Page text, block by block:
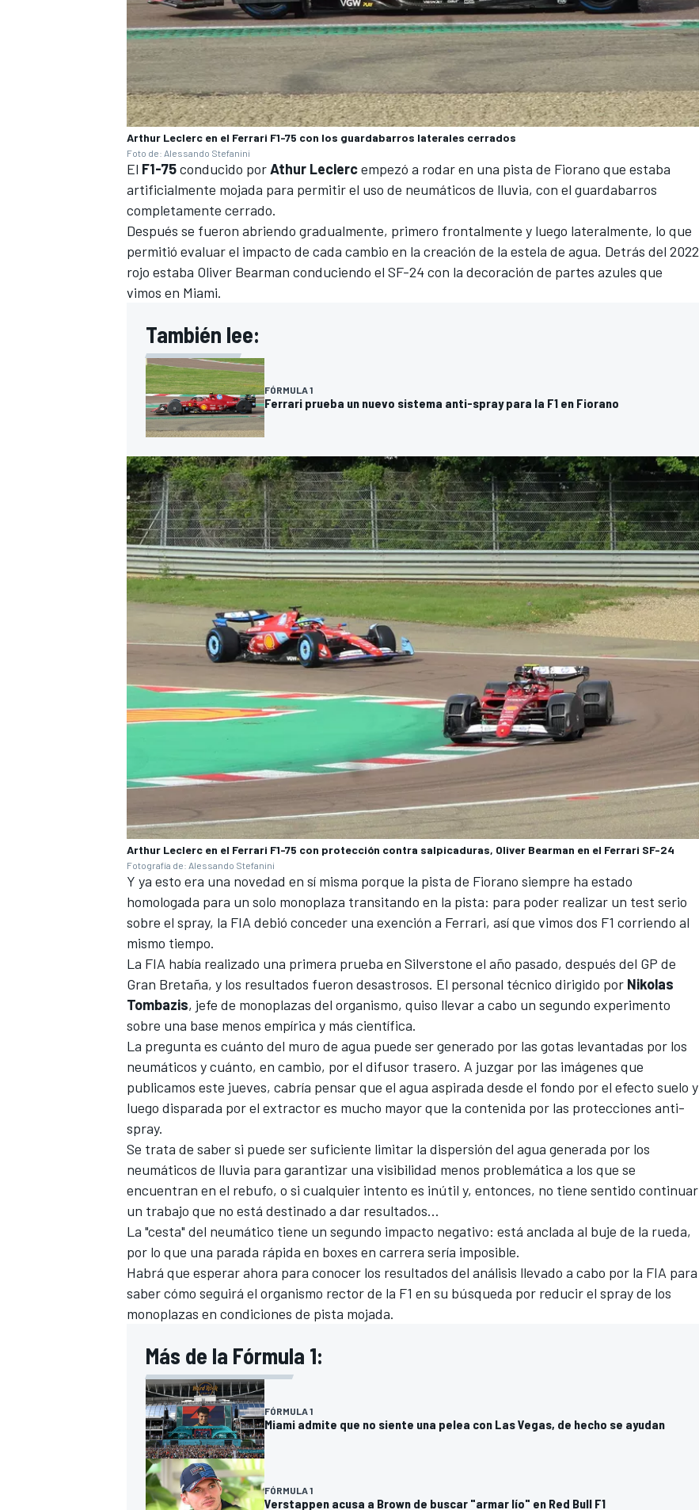
MÁS CATEGORÍAS
Arthur Leclerc en el Ferrari F1-75 con los guardabarros laterales cerrados
Foto de: Alessando Stefanini
El F1-75conducido porAthur Leclercempezó a rodar en una pista de Fiorano que estaba
artificialmente mojada para permitir el uso de neumáticos de lluvia, con el guardabarros
completamente cerrado.
Después se fueron abriendo gradualmente, primero frontalmente y luego lateralmente, lo que
permitió evaluar el impacto de cada cambio en la creación de la estela de agua. Detrás del 2022
rojo estaba Oliver Bearman conduciendo el SF-24 con la decoración de partes azules que
vimos en Miami.
También lee:
FÓRMULA 1
Ferrari prueba un nuevo sistema anti-spray para la F1 en Fiorano
Arthur Leclerc en el Ferrari F1-75 con protección contra salpicaduras, Oliver Bearman en el Ferrari SF-24
Fotografía de: Alessando Stefanini
Y ya esto era una novedad en sí misma porque la pista de Fiorano siempre ha estado
homologada para un solo monoplaza transitando en la pista: para poder realizar un test serio
sobre el spray, la FIA debió conceder una exención a Ferrari, así que vimos dos F1 corriendo al
mismo tiempo.
La FIA había realizado una primera prueba en Silverstone el año pasado, después del GP de
Gran Bretaña, y los resultados fueron desastrosos. El personal técnico dirigido por Nikolas
Tombazis, jefe de monoplazas del organismo, quiso llevar a cabo un segundo experimento
sobre una base menos empírica y más científica.
La pregunta es cuánto del muro de agua puede ser generado por las gotas levantadas por los
neumáticos y cuánto, en cambio, por el difusor trasero. A juzgar por las imágenes que
publicamos este jueves, cabría pensar que el agua aspirada desde el fondo por el efecto suelo y
luego disparada por el extractor es mucho mayor que la contenida por las protecciones anti-
spray.
Se trata de saber si puede ser suficiente limitar la dispersión del agua generada por los
neumáticos de lluvia para garantizar una visibilidad menos problemática a los que se
encuentran en el rebufo, o si cualquier intento es inútil y, entonces, no tiene sentido continuar
un trabajo que no está destinado a dar resultados...
La "cesta" del neumático tiene un segundo impacto negativo: está anclada al buje de la rueda,
por lo que una parada rápida en boxes en carrera sería imposible.
Habrá que esperar ahora para conocer los resultados del análisis llevado a cabo por la FIA para
saber cómo seguirá el organismo rector de la F1 en su búsqueda por reducir el spray de los
monoplazas en condiciones de pista mojada.
Más de la Fórmula 1:
FÓRMULA 1
Miami admite que no siente una pelea con Las Vegas, de hecho se ayudan
FÓRMULA 1
Verstappen acusa a Brown de buscar "armar lío" en Red Bull F1